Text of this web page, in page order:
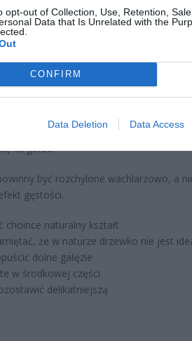
opt-out of Collection, Use, Retention,
Data that Is Unrelated with the
CONFIRM
Data Deletion Data Access
problem to pośpiech. Sztuczne
estetycznie. Gałęzie po roku
nienaturalnie.
przygotowania nawet
zacząć przygotowanie choinki
warto ustawić choinkę w docelowym
Każdą z nich trzeba delikatnie
ku górze.
być rozchylone wachlarzowo, a
gęstości.
choince naturalny kształt
że w naturze drzewko nie jest
dolne gałęzie
w środkowej części
delikatniejszą